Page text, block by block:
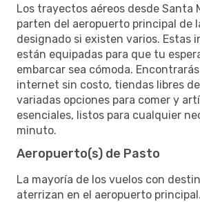
Los trayectos aéreos desde Santa
parten del aeropuerto principal de
designado si existen varios. Estas
están equipadas para que tu
embarcar sea cómoda.
internet sin costo, tiendas libres
variadas opciones para comer y
esenciales, listos para cualquier
minuto.
Aeropuerto(s) de Pasto
La mayoría de los vuelos con
aterrizan en el aeropuerto